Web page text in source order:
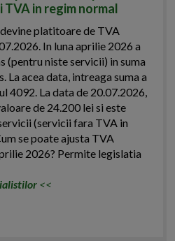
in regim normal
platitoare de TVA
In luna aprilie 2026 a
(pentru niste servicii) in suma
La acea data, intreaga suma a
4092. La data de 20.07.2026,
de 24.200 lei si este
(servicii fara TVA in
se poate ajusta TVA
2026? Permite legislatia
<<